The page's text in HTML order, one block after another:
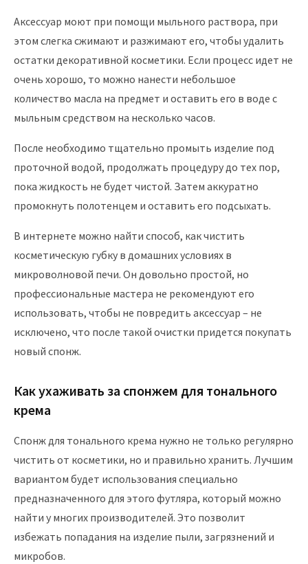
Аксессуар моют при помощи мыльного раствора, при
этом слегка сжимают и разжимают его, чтобы удалить
остатки декоративной косметики. Если процесс идет не
очень хорошо, то можно нанести небольшое
количество масла на предмет и оставить его в воде с
мыльным средством на несколько часов.
После необходимо тщательно промыть изделие под
проточной водой, продолжать процедуру до тех пор,
пока жидкость не будет чистой. Затем аккуратно
промокнуть полотенцем и оставить его подсыхать.
В интернете можно найти способ, как чистить
косметическую губку в домашних условиях в
микроволновой печи. Он довольно простой, но
профессиональные мастера не рекомендуют его
использовать, чтобы не повредить аксессуар – не
исключено, что после такой очистки придется покупать
новый спонж.
Как ухаживать за спонжем для тонального
крема
Спонж для тонального крема нужно не только регулярно
чистить от косметики, но и правильно хранить. Лучшим
вариантом будет использования специально
предназначенного для этого футляра, который можно
найти у многих производителей. Это позволит
избежать попадания на изделие пыли, загрязнений и
микробов.